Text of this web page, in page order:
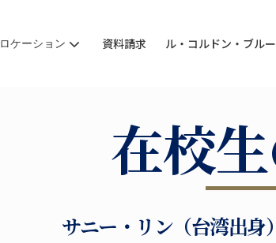
ロケーション 資料請求 ル・コルドン・ブル
在校
サニー・リン（台湾出身